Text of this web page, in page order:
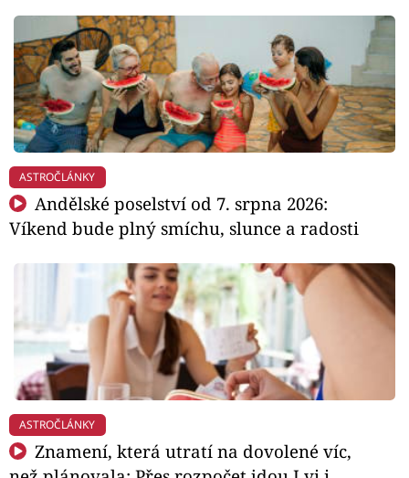
ASTROČLÁNKY
Andělské poselství od 7. srpna 2026:
Víkend bude plný smíchu, slunce a radosti
ASTROČLÁNKY
Znamení, která utratí na dovolené víc,